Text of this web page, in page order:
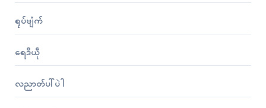
ရုပ်ဗျံက်
ရေဒဳယဵု
လညာတ်ပါ်ပဲါ